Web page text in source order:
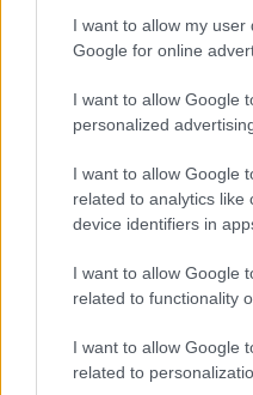
I want to allow my user
Google for online
I want to allow Google
personalized
I want to allow Google
related to analytics like
device identifiers in
I want to allow Google
related to functionality
I want to allow Google
related to
από αποβολή. Η
πρόκειται για
κοντά τα χεράκια
καταλάβαμε ότι
καλέσαμε της
τα απαραίτητα. Η
ησυχία γιατί είναι
οποιοσδήποτε,
καθημερινά, είναι
δήλωσε η
σύμφωνα με το